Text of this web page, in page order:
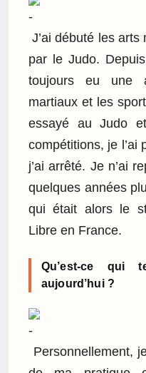
J’ai débuté les arts
par le Judo.
toujours eu une
martiaux et les
essayé au Judo
compétitions, je l’ai
j’ai arrêté. Je n’ai
quelques années
qui était alors le
Libre en France.
Qu’est-ce qui
aujourd’hui ?
Personnellement,